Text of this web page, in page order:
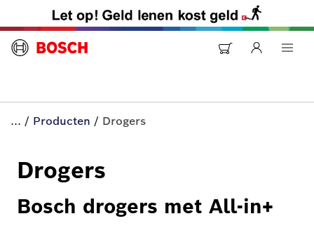
... / Producten / Drogers
Drogers
Bosch drogers met All-in+